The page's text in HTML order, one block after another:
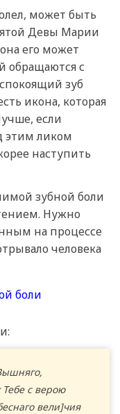
может быть
Девы Марии
его может
обращаются с
зуб
икона, которая
если
этим ликом
наступить
зубной боли
Нужно
на процессе
человека
Тебе с верою
вели]чия